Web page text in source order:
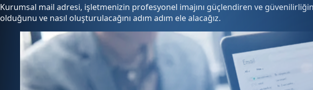
Kurumsal mail adresi, işletmenizin profesyonel imajını güçlendiren ve
olduğunu ve nasıl oluşturulacağını adım adım ele alacağız.